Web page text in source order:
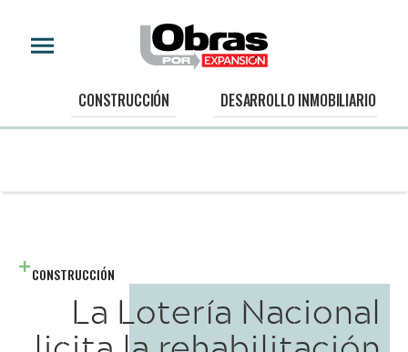
CONSTRUCCIÓN DESARROLLO INMOBILIARIO
CONSTRUCCIÓN
La Lotería Nacional